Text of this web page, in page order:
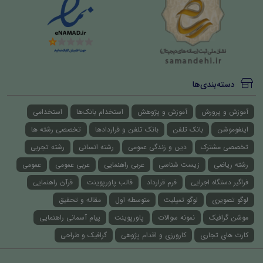
دسته‌بندی‌ها
آموزش و پرورش آموزش و پژوهش استخدام بانک‌ها
استخدامی
اینفوموشن
بانک تلفن بانک تلفن و قراردادها
تخصصی رشته ها
تخصصی مشترک
دین و زندگی عمومی رشته انسانی
رشته تجربی
رشته ریاضی
زیست شناسی عربی راهنمایی عربی عمومی
عمومی
فراگیر دستگاه اجرایی
فرم قرارداد قالب پاورپوینت
قرآن راهنمایی
لوگو تصویری
لوگو تمپلیت متوسطه اول
مقاله و تحقیق
موشن گرافیک
نمونه سوالات پاورپوینت
پیام آسمانی راهنمایی
کارت های تجاری
کارورزی و اقدام پژوهی گرافیک و طراحی